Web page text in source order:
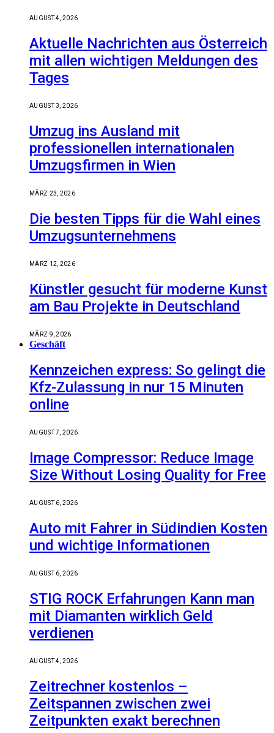
AUGUST 4, 2026
Aktuelle Nachrichten aus Österreich
mit allen wichtigen Meldungen des
Tages
AUGUST 3, 2026
Umzug ins Ausland mit
professionellen internationalen
Umzugsfirmen in Wien
MÄRZ 23, 2026
Die besten Tipps für die Wahl eines
Umzugsunternehmens
MÄRZ 12, 2026
Künstler gesucht für moderne Kunst
am Bau Projekte in Deutschland
MÄRZ 9, 2026
Geschäft
Kennzeichen express: So gelingt die
Kfz-Zulassung in nur 15 Minuten
online
AUGUST 7, 2026
Image Compressor: Reduce Image
Size Without Losing Quality for Free
AUGUST 6, 2026
Auto mit Fahrer in Südindien Kosten
und wichtige Informationen
AUGUST 6, 2026
STIG ROCK Erfahrungen Kann man
mit Diamanten wirklich Geld
verdienen
AUGUST 4, 2026
Zeitrechner kostenlos –
Zeitspannen zwischen zwei
Zeitpunkten exakt berechnen